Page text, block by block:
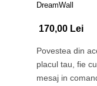
DreamWall
170,00 Lei
Povestea din
placul tau, fie
mesaj in